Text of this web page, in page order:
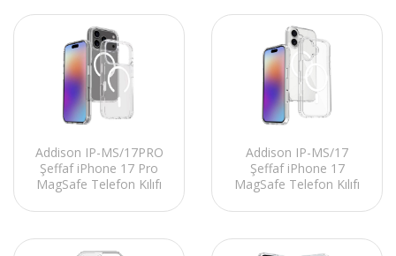
Addison IP-MS/17PRO
Şeffaf iPhone 17 Pro
MagSafe Telefon Kılıfı
Addison IP-MS/17
Şeffaf iPhone 17
MagSafe Telefon Kılıfı